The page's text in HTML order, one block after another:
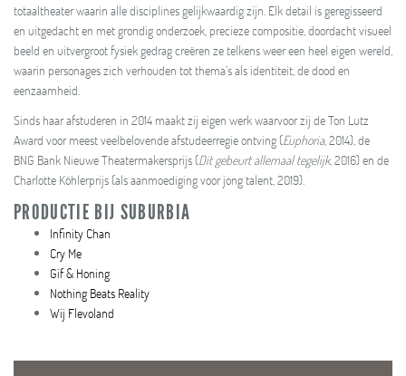
totaaltheater waarin alle disciplines gelijkwaardig zijn. Elk detail is geregisseerd
en uitgedacht en met grondig onderzoek, precieze compositie, doordacht visueel
beeld en uitvergroot fysiek gedrag creëren ze telkens weer een heel eigen wereld,
waarin personages zich verhouden tot thema’s als identiteit, de dood en
eenzaamheid.
Sinds haar afstuderen in 2014 maakt zij eigen werk waarvoor zij de Ton Lutz
Award voor meest veelbelovende afstudeerregie ontving (Euphoria, 2014), de
BNG Bank Nieuwe Theatermakersprijs (Dit gebeurt allemaal tegelijk, 2016) en de
Charlotte Köhlerprijs (als aanmoediging voor jong talent, 2019).
PRODUCTIE BIJ SUBURBIA
Infinity Chan
Cry Me
Gif & Honing
Nothing Beats Reality
Wij Flevoland